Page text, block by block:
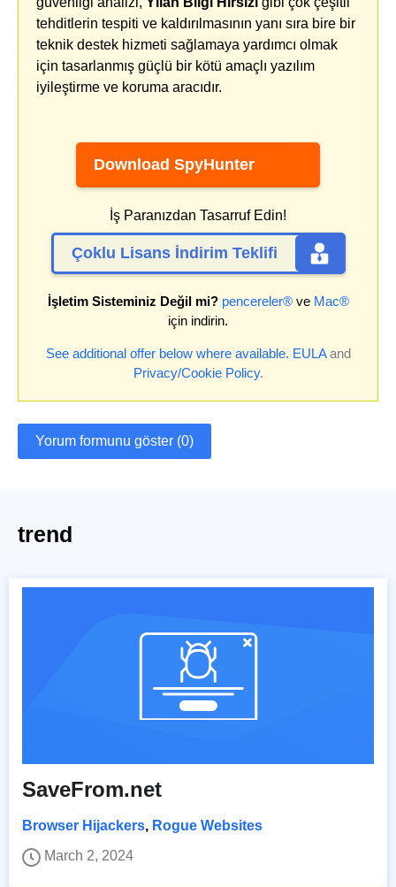
tehditlerin tespiti ve kaldırılmasının yanı sıra bire bir
teknik destek hizmeti sağlamaya yardımcı olmak
için tasarlanmış güçlü bir kötü amaçlı yazılım
iyileştirme ve koruma aracıdır.
Download SpyHunter
İş Paranızdan Tasarruf Edin!
Çoklu Lisans İndirim Teklifi
İşletim Sisteminiz Değil mi? pencereler®ve Mac®
için indirin.
See additional offer below where available. EULAand
Privacy/Cookie Policy.
Yorum formunu göster (0)
trend
SaveFrom.net
Browser Hijackers, Rogue Websites
March 2, 2024